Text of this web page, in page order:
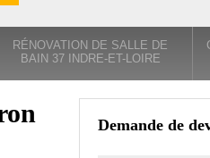
RÉNOVATION DE SALLE DE
BAIN 37 INDRE-ET-LOIRE
Demande de